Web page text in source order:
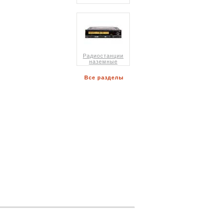
Радиостанции
наземные
Все разделы